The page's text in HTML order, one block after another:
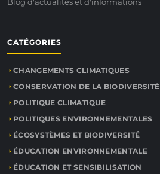
CATÉGORIES
CHANGEMENTS CLIMATIQUES
CONSERVATION DE LA BIODIVERSITÉ
POLITIQUE CLIMATIQUE
POLITIQUES ENVIRONNEMENTALES
ÉCOSYSTÈMES ET BIODIVERSITÉ
ÉDUCATION ENVIRONNEMENTALE
ÉDUCATION ET SENSIBILISATION